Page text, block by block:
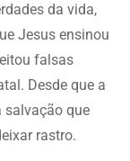
da vida,
Jesus ensinou
falsas
Desde que a
salvação que
rastro.